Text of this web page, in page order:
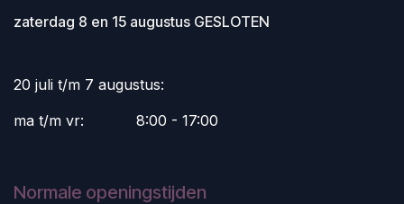
zaterdag 8 en 15 augustus GESLOTEN
20 juli t/m 7 augustus:
ma t/m vr:
​8:00 - 17:00
Normale openingstijden